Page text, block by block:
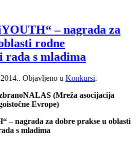
– nagrada za
rodne
rada s mladima
. Objavljeno u Konkursi.
NALAS (Mreža asocijacija
Evrope)
– nagrada za dobre prakse u oblasti
s mladima